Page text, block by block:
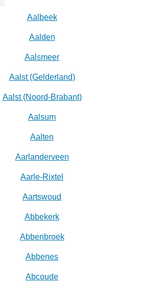
Aalbeek
Aalden
Aalsmeer
Aalst (Gelderland)
Aalst (Noord-Brabant)
Aalsum
Aalten
Aarlanderveen
Aarle-Rixtel
Aartswoud
Abbekerk
Abbenbroek
Abbenes
Abcoude